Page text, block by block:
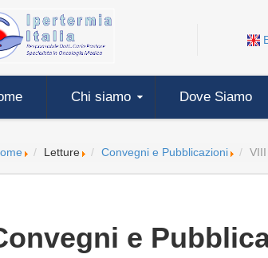
Chi siamo Dove Siamo
Letture Convegni e Pubblicazioni
e